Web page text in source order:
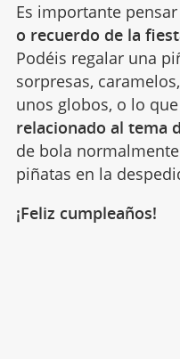
Es importante
o recuerdo de la
Podéis regalar una
sorpresas,
unos globos, o lo
relacionado al tema
de bola
piñatas en la
¡Feliz cumpleaños!